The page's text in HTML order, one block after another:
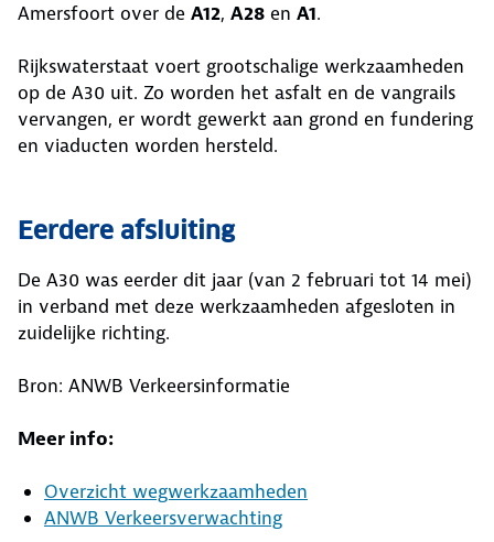
Amersfoort over de A12, A28 en A1.
Rijkswaterstaat voert grootschalige werkzaamheden
op de A30 uit. Zo worden het asfalt en de vangrails
vervangen, er wordt gewerkt aan grond en fundering
en viaducten worden hersteld.
Eerdere afsluiting
De A30 was eerder dit jaar (van 2 februari tot 14 mei)
in verband met deze werkzaamheden afgesloten in
zuidelijke richting.
Bron: ANWB Verkeersinformatie
Meer info:
Overzicht wegwerkzaamheden
ANWB Verkeersverwachting